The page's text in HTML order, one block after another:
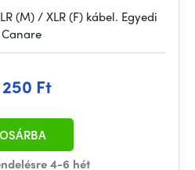
(M) / XLR (F) kábel. Egyedi
Ft
4-6 hét